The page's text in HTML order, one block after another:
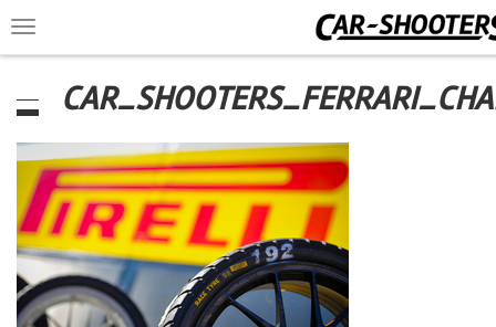
Toggle
navigation